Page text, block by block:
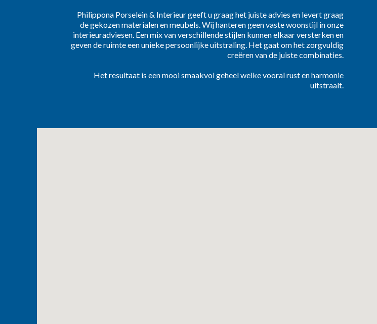
Philippona Porselein & Interieur geeft u graag het juiste advies en levert graag
de gekozen materialen en meubels. Wij hanteren geen vaste woonstijl in onze
interieuradviesen. Een mix van verschillende stijlen kunnen elkaar versterken en
geven de ruimte een unieke persoonlijke uitstraling. Het gaat om het zorgvuldig
creëren van de juiste combinaties.
Het resultaat is een mooi smaakvol geheel welke vooral rust en harmonie
uitstraalt.